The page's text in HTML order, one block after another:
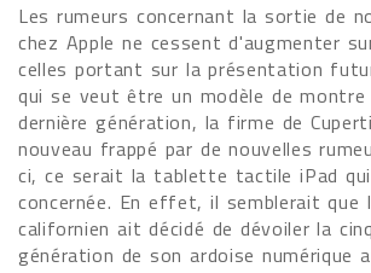
Les rumeurs concernant la sortie de
chez Apple ne cessent d'augmenter
celles portant sur la présentation
qui se veut être un modèle de
dernière génération, la firme de
nouveau frappé par de nouvelles
ci, ce serait la tablette tactile iPad
concernée. En effet, il semblerait que
californien ait décidé de dévoiler la
génération de son ardoise numérique